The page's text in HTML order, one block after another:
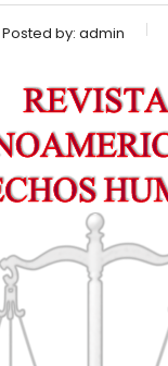
Posted by: admin